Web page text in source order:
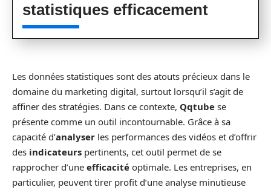
statistiques efficacement
Les données statistiques sont des atouts précieux dans le
domaine du marketing digital, surtout lorsqu’il s’agit de
affiner des stratégies. Dans ce contexte, Qqtube se
présente comme un outil incontournable. Grâce à sa
capacité d’analyser les performances des vidéos et d’offrir
des indicateurs pertinents, cet outil permet de se
rapprocher d’une efficacité optimale. Les entreprises, en
particulier, peuvent tirer profit d’une analyse minutieuse